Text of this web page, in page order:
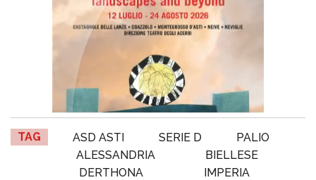
TAG ASD ASTI SERIE D
PALIO
ALESSANDRIA
BIELLESE
DERTHONA
IMPERIA